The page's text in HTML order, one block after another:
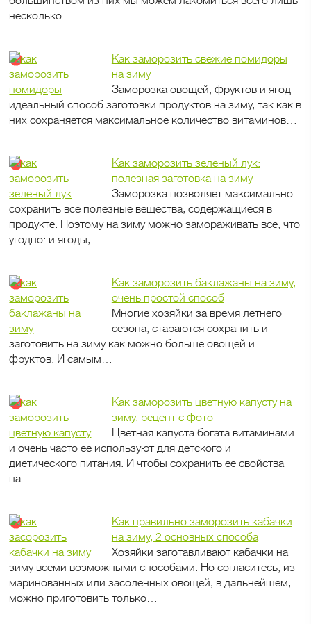
несколько…
Как заморозить свежие помидоры
на зиму
Заморозка овощей, фруктов и ягод -
идеальный способ заготовки продуктов на зиму, так как в
них сохраняется максимальное количество витаминов…
Как заморозить зеленый лук:
полезная заготовка на зиму
Заморозка позволяет максимально
сохранить все полезные вещества, содержащиеся в
продукте. Поэтому на зиму можно замораживать все, что
угодно: и ягоды,…
Как заморозить баклажаны на зиму,
очень простой способ
Многие хозяйки за время летнего
сезона, стараются сохранить и
заготовить на зиму как можно больше овощей и
фруктов. И самым…
Как заморозить цветную капусту на
зиму, рецепт с фото
Цветная капуста богата витаминами
и очень часто ее используют для детского и
диетического питания. И чтобы сохранить ее свойства
на…
Как правильно заморозить кабачки
на зиму, 2 основных способа
Хозяйки заготавливают кабачки на
зиму всеми возможными способами. Но согласитесь, из
маринованных или засоленных овощей, в дальнейшем,
можно приготовить только…